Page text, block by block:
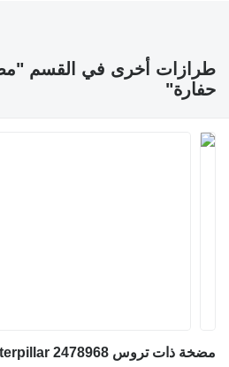
أخرى في القسم